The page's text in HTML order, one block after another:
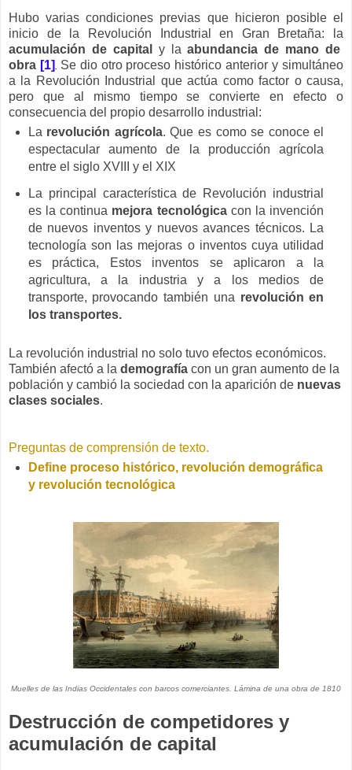
Hubo varias condiciones previas que hicieron posible el
inicio de la Revolución Industrial en Gran Bretaña: la
acumulación de capital y laabundancia de mano de
obra [1] Se dio otro proceso histórico anterior y simultáneo
a la Revolución Industrial que actúa como factor o causa,
pero que al mismo tiempo se convierte en efecto o
consecuencia del propio desarrollo industrial:
La revolución agrícola. Que es como se conoce el
espectacular aumento de la producción agrícola
entre el siglo XVIII y el XIX
La principal característica de Revolución industrial
es la continua mejora tecnológicacon la invención
de nuevos inventos y nuevos avances técnicos. La
tecnología son las mejoras o inventos cuya utilidad
es práctica, Estos inventos se aplicaron a la
agricultura, a la industria y a los medios de
transporte, provocando también una revolución en
los transportes.
La revolución industrial no solo tuvo efectos económicos.
También afectó a la demografía con un gran aumento de la
población y cambió la sociedad con la aparición de nuevas
clases sociales.
Preguntas de comprensión de texto.
Define proceso histórico, revolución demográfica
y revolución tecnológica
Muelles de las Indias Occidentales con barcos comerciantes. Lámina de una obra de 1810
Destrucción de competidores y
acumulación de capital